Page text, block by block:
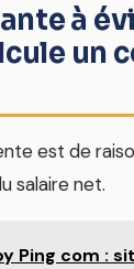
à
un
est de
salaire net.
Ping com :